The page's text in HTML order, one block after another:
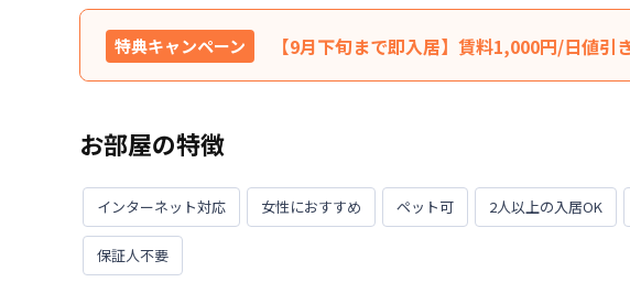
特典キャンペーン 【9月下旬まで即入居】賃料1,000円/日値
利用条件 2026年9月30日までに入居かつ１か月（30日
対象期間
お部屋の特徴
インターネット対応 女性におすすめ ペット可 2人以上の入居OK
保証人不要